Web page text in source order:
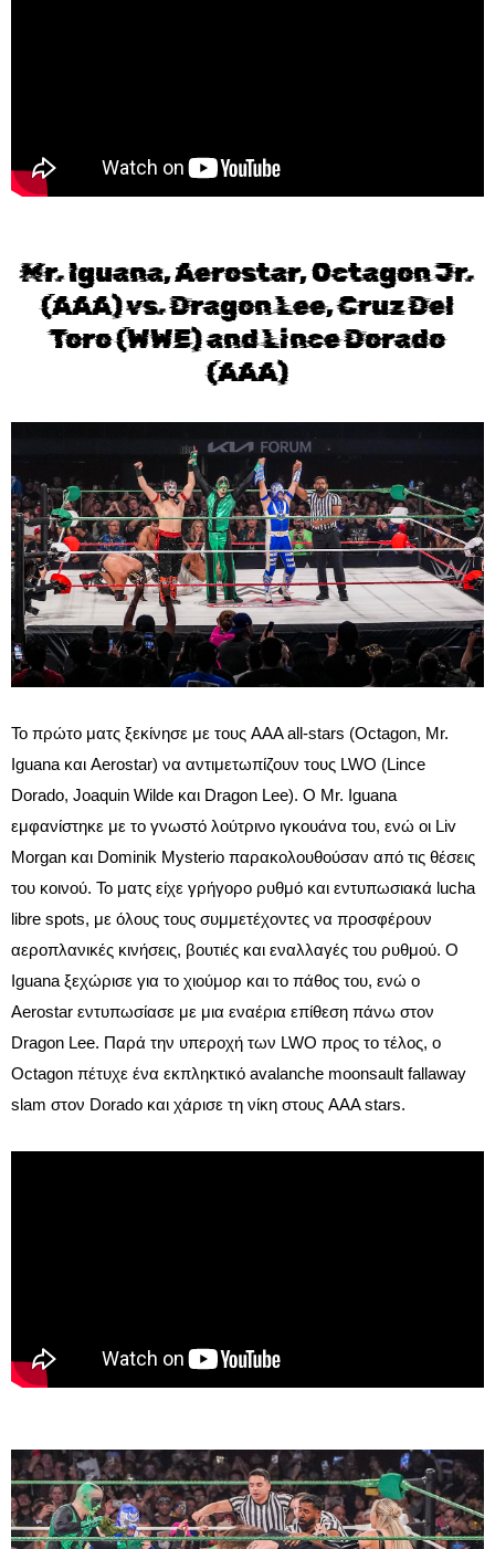
Mr. Iguana, Aerostar, Octagon Jr.
(AAA) vs. Dragon Lee, Cruz Del
Toro (WWE) and Lince Dorado
(AAA)
Το πρώτο ματς ξεκίνησε με τους AAA all-stars (Octagon, Mr.
Iguana και Aerostar) να αντιμετωπίζουν τους LWO (Lince
Dorado, Joaquin Wilde και Dragon Lee). Ο Mr. Iguana
εμφανίστηκε με το γνωστό λούτρινο ιγκουάνα του, ενώ οι Liv
Morgan και Dominik Mysterio παρακολουθούσαν από τις θέσεις
του κοινού. Το ματς είχε γρήγορο ρυθμό και εντυπωσιακά lucha
libre spots, με όλους τους συμμετέχοντες να προσφέρουν
αεροπλανικές κινήσεις, βουτιές και εναλλαγές του ρυθμού. Ο
Iguana ξεχώρισε για το χιούμορ και το πάθος του, ενώ ο
Aerostar εντυπωσίασε με μια εναέρια επίθεση πάνω στον
Dragon Lee. Παρά την υπεροχή των LWO προς το τέλος, ο
Octagon πέτυχε ένα εκπληκτικό avalanche moonsault fallaway
slam στον Dorado και χάρισε τη νίκη στους AAA stars.